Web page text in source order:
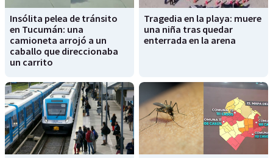
Insólita pelea de tránsito
en Tucumán: una
camioneta arrojó a un
caballo que direccionaba
un carrito
Tragedia en la playa: muere
una niña tras quedar
enterrada en la arena